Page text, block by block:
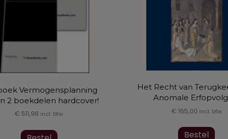
Vermogensplanning
2 boekdelen hardcover!
€ 511,98 incl. btw
Het Recht van
Anomale
€165,00 incl. btw
Bestel